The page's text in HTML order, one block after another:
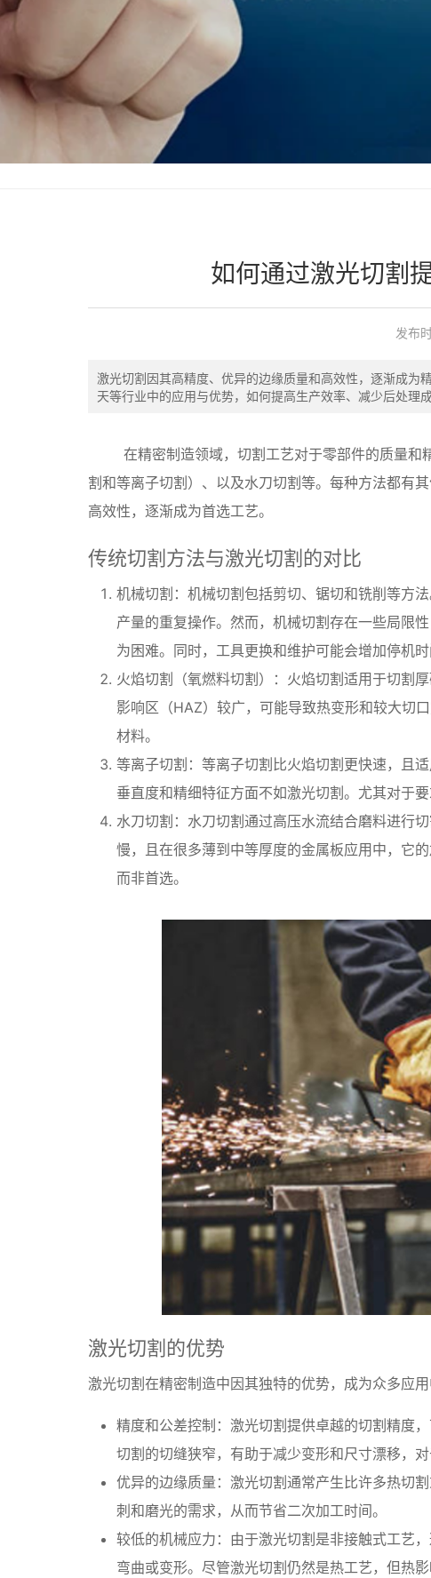
如何通过激光切割
发布
激光切割因其高精度、优异的边缘质量和高效性，逐渐成为
天等行业中的应用与优势，如何提高生产效率、减少后处理
在精密制造领域，切割工艺对于零部件的质量和
割和等离子切割）、以及水刀切割等。每种方法都有
高效性，逐渐成为首选工艺。
传统切割方法与激光切割的对比
机械切割：机械切割包括剪切、锯切和铣削等方
产量的重复操作。然而，机械切割存在一些局限
为困难。同时，工具更换和维护可能会增加停机
火焰切割（氧燃料切割）：火焰切割适用于切割
影响区（HAZ）较广，可能导致热变形和较大切
材料。
等离子切割：等离子切割比火焰切割更快速，且
垂直度和精细特征方面不如激光切割。尤其对于
水刀切割：水刀切割通过高压水流结合磨料进行
慢，且在很多薄到中等厚度的金属板应用中，它
而非首选。
激光切割的优势
激光切割在精密制造中因其独特的优势，成为众多应用
精度和公差控制：激光切割提供卓越的切割精度
切割的切缝狭窄，有助于减少变形和尺寸漂移，
优异的边缘质量：激光切割通常产生比许多热切
刺和磨光的需求，从而节省二次加工时间。
较低的机械应力：由于激光切割是非接触式工艺
弯曲或变形。尽管激光切割仍然是热工艺，但热